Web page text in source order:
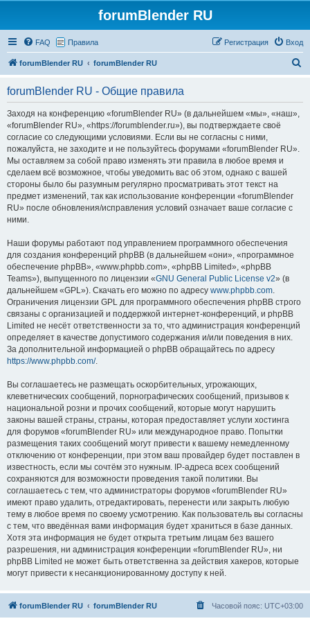
forumBlender RU
FAQ Правила Вход
Регистрация
forumBlender RU forumBlender RU
forumBlender RU - Общие правила
Заходя на конференцию «forumBlender RU» (в дальнейшем «мы», «наш»,
«forumBlender RU», «https://forumblender.ru»), вы подтверждаете своё
согласие со следующими условиями. Если вы не согласны с ними,
пожалуйста, не заходите и не пользуйтесь форумами «forumBlender RU».
Мы оставляем за собой право изменять эти правила в любое время и
сделаем всё возможное, чтобы уведомить вас об этом, однако с вашей
стороны было бы разумным регулярно просматривать этот текст на
предмет изменений, так как использование конференции «forumBlender
RU» после обновления/исправления условий означает ваше согласие с
ними.
Наши форумы работают под управлением программного обеспечения
для создания конференций phpBB (в дальнейшем «они», «программное
обеспечение phpBB», «www.phpbb.com», «phpBB Limited», «phpBB
Teams»), выпущенного по лицензии «GNU General Public License v2» (в
дальнейшем «GPL»). Скачать его можно по адресу www.phpbb.com.
Ограничения лицензии GPL для программного обеспечения phpBB строго
связаны с организацией и поддержкой интернет-конференций, и phpBB
Limited не несёт ответственности за то, что администрация конференций
определяет в качестве допустимого содержания и/или поведения в них.
За дополнительной информацией о phpBB обращайтесь по адресу
https://www.phpbb.com/.
Вы соглашаетесь не размещать оскорбительных, угрожающих,
клеветнических сообщений, порнографических сообщений, призывов к
национальной розни и прочих сообщений, которые могут нарушить
законы вашей страны, страны, которая предоставляет услуги хостинга
для форумов «forumBlender RU» или международное право. Попытки
размещения таких сообщений могут привести к вашему немедленному
отключению от конференции, при этом ваш провайдер будет поставлен в
известность, если мы сочтём это нужным. IP-адреса всех сообщений
сохраняются для возможности проведения такой политики. Вы
соглашаетесь с тем, что администраторы форумов «forumBlender RU»
имеют право удалить, отредактировать, перенести или закрыть любую
тему в любое время по своему усмотрению. Как пользователь вы согласны
с тем, что введённая вами информация будет храниться в базе данных.
Хотя эта информация не будет открыта третьим лицам без вашего
разрешения, ни администрация конференции «forumBlender RU», ни
phpBB Limited не может быть ответственна за действия хакеров, которые
могут привести к несанкционированному доступу к ней.
forumBlender RU forumBlender RU Часовой пояс: UTC+03:00